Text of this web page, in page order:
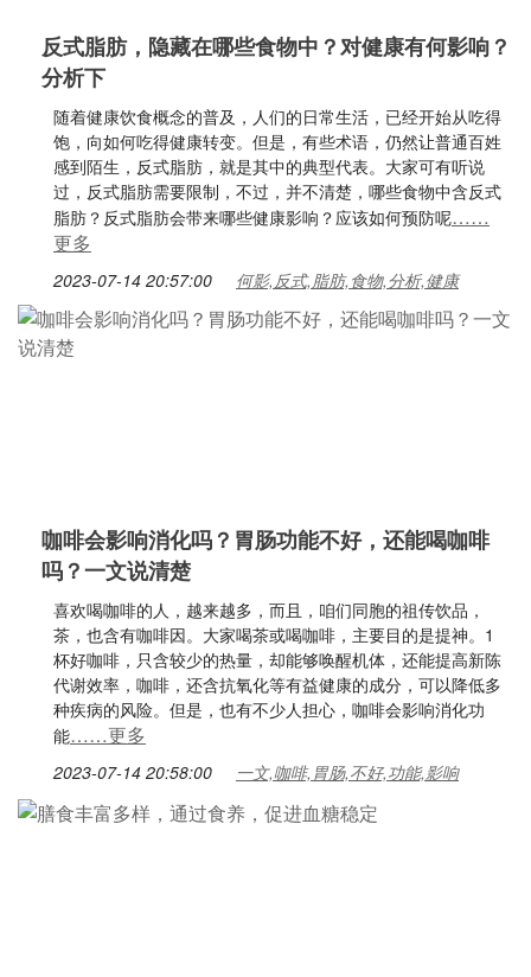
反式脂肪，隐藏在哪些食物中？对健康有何影响？
分析下
随着健康饮食概念的普及，人们的日常生活，已经开始从吃得
饱，向如何吃得健康转变。但是，有些术语，仍然让普通百姓
感到陌生，反式脂肪，就是其中的典型代表。大家可有听说
过，反式脂肪需要限制，不过，并不清楚，哪些食物中含反式
脂肪？反式脂肪会带来哪些健康影响？应该如何预防呢……
更多
2023-07-14 20:57:00 何影,反式,脂肪,食物,分析,健康
咖啡会影响消化吗？胃肠功能不好，还能喝咖啡
吗？一文说清楚
喜欢喝咖啡的人，越来越多，而且，咱们同胞的祖传饮品，
茶，也含有咖啡因。大家喝茶或喝咖啡，主要目的是提神。1
杯好咖啡，只含较少的热量，却能够唤醒机体，还能提高新陈
代谢效率，咖啡，还含抗氧化等有益健康的成分，可以降低多
种疾病的风险。但是，也有不少人担心，咖啡会影响消化功
能……更多
2023-07-14 20:58:00 一文,咖啡,胃肠,不好,功能,影响